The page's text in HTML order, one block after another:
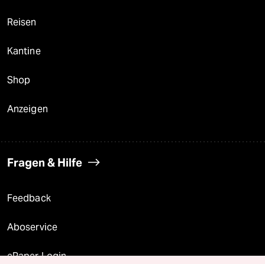
Reisen
Kantine
Shop
Anzeigen
Fragen & Hilfe
Feedback
Aboservice
ePaper Login